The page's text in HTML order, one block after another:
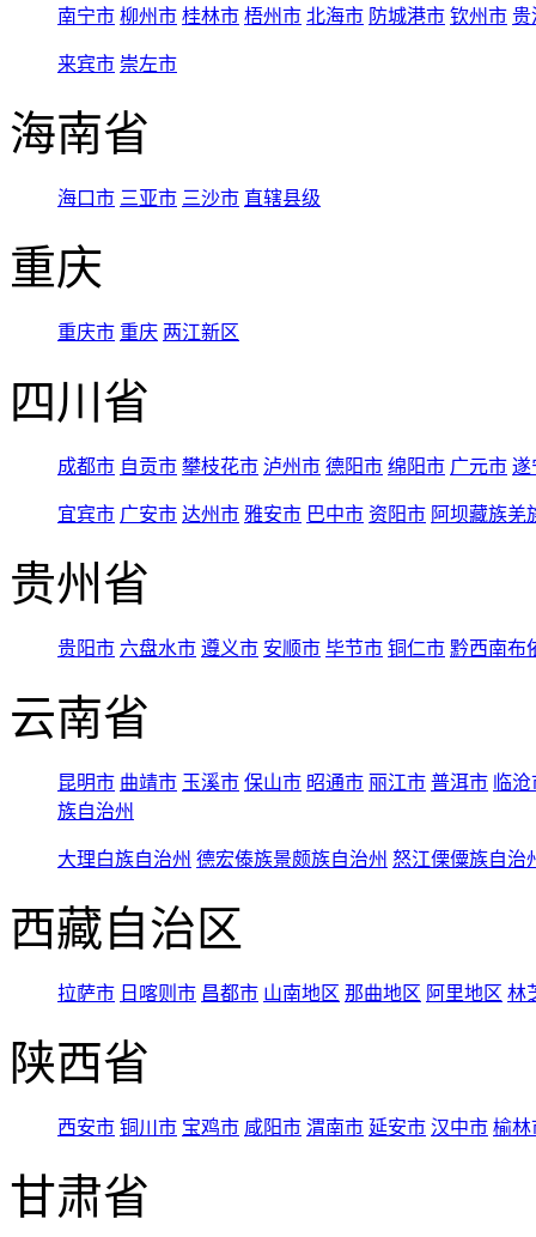
南宁市 柳州市 桂林市 梧州市 北海市 防城港市 钦州市 贵
来宾市 崇左市
海南省
海口市 三亚市 三沙市 直辖县级
重庆
重庆市 重庆 两江新区
四川省
成都市 自贡市 攀枝花市 泸州市 德阳市 绵阳市 广元市 遂
宜宾市 广安市 达州市 雅安市 巴中市 资阳市 阿坝藏族羌
贵州省
贵阳市 六盘水市 遵义市 安顺市 毕节市 铜仁市 黔西南布
云南省
昆明市 曲靖市 玉溪市 保山市 昭通市 丽江市 普洱市 临
族自治州
大理白族自治州 德宏傣族景颇族自治州 怒江傈僳族自治
西藏自治区
拉萨市 日喀则市 昌都市 山南地区 那曲地区 阿里地区 林
陕西省
西安市 铜川市 宝鸡市 咸阳市 渭南市 延安市 汉中市 榆林
甘肃省